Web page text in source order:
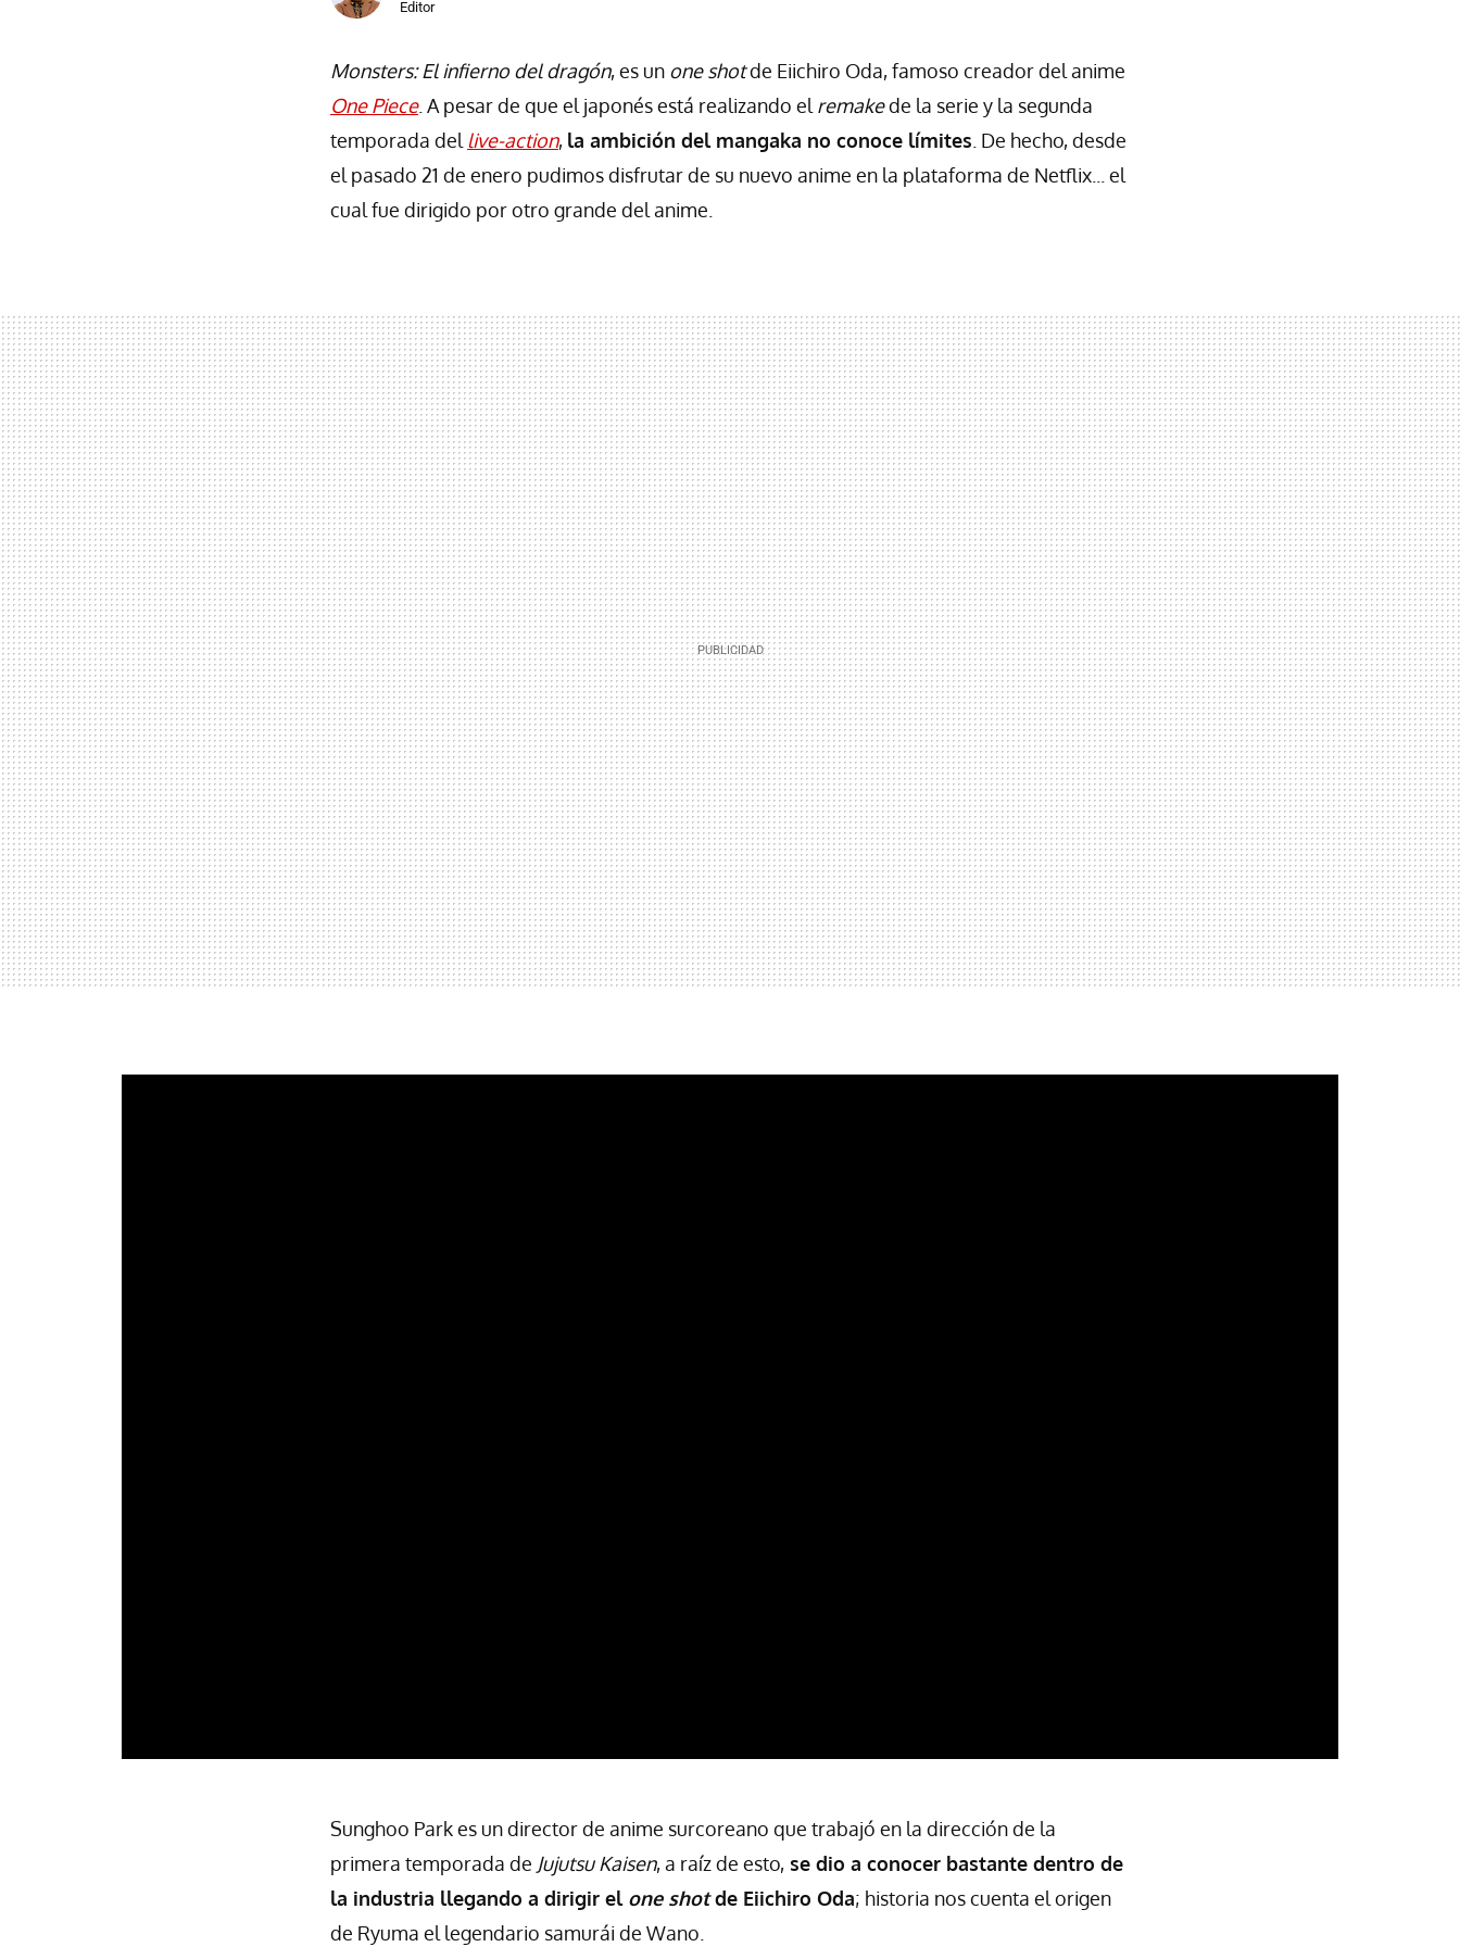
Editor
Monsters: El infierno del dragón, es un one shotde Eiichiro Oda, famoso creador del anime
One Piece. A pesar de que el japonés está realizando el remakede la serie y la segunda
temporada del live-action, la ambición del mangaka no conoce límites . De hecho, desde
el pasado 21 de enero pudimos disfrutar de su nuevo anime en la plataforma de Netflix... el
cual fue dirigido por otro grande del anime.
Sunghoo Park es un director de anime surcoreano que trabajó en la dirección de la
primera temporada de Jujutsu Kaisen, a raíz de esto, se dio a conocer bastante dentro de
la industria llegando a dirigir el one shotde Eiichiro Oda; historia nos cuenta el origen
de Ryuma el legendario samurái de Wano.